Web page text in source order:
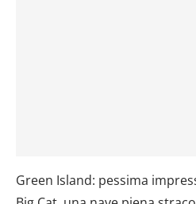
Green Island: pessima